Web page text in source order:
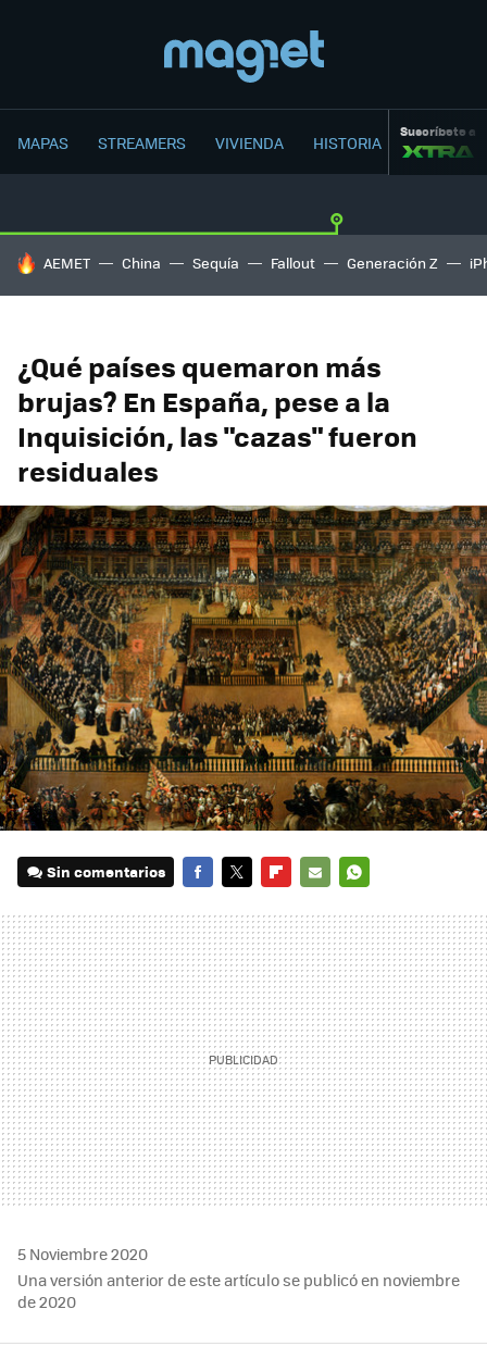
MAPAS STREAMERS VIVIENDA HISTORIA Suscríbete a
HOY SE HABLA DE
AEMET China Sequía Fallout Generación Z
¿Qué países quemaron más
brujas? En España, pese a la
Inquisición, las "cazas" fueron
residuales
Sin comentarios
MAIL
5 Noviembre 2020
Una versión anterior de este artículo se publicó en noviembre
de 2020